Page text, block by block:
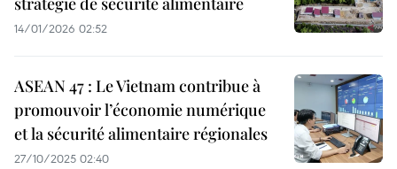
14/01/2026 02:52
ASEAN 47 : Le Vietnam contribue à
promouvoir l’économie numérique
et la sécurité alimentaire régionales
27/10/2025 02:40